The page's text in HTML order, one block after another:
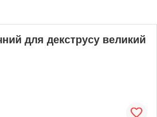
для декструсу великий